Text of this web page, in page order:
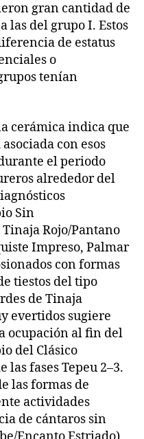
gran cantidad de
las del grupo I. Estos
de estatus
o
tenían
cerámica indica que
con esos
el periodo
alrededor del
Sin
Rojo/Pantano
Impreso, Palmar
con formas
tiestos del tipo
de Tinaja
evertidos sugiere
ocupación al fin del
del Clásico
fases Tepeu 2–3.
las formas de
actividades
de cántaros sin